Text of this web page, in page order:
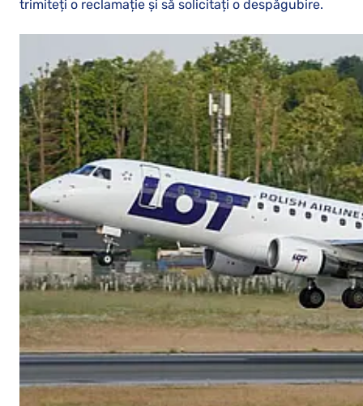
trimiteți o reclamație și să solicitați o despăgubire.